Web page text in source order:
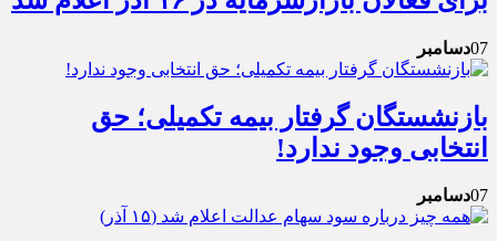
07دسامبر
بازنشستگان گرفتار بیمه تکمیلی؛ حق
انتخابی وجود ندارد!
07دسامبر